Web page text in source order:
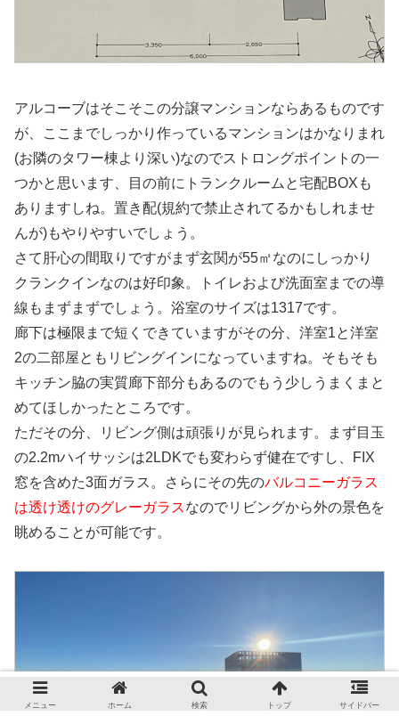
アルコーブはそこそこの分譲マンションならあるものです
が、ここまでしっかり作っているマンションはかなりまれ
(お隣のタワー棟より深い)なのでストロングポイントの一
つかと思います、目の前にトランクルームと宅配BOXも
ありますしね。置き配(規約で禁止されてるかもしれませ
んが)もやりやすいでしょう。
さて肝心の間取りですがまず玄関が55㎡なのにしっかり
クランクインなのは好印象。トイレおよび洗面室までの導
線もまずまずでしょう。浴室のサイズは1317です。
廊下は極限まで短くできていますがその分、洋室1と洋室
2の二部屋ともリビングインになっていますね。そもそも
キッチン脇の実質廊下部分もあるのでもう少しうまくまと
めてほしかったところです。
ただその分、リビング側は頑張りが見られます。まず目玉
の2.2mハイサッシは2LDKでも変わらず健在ですし、FIX
窓を含めた3面ガラス。さらにその先のバルコニーガラス
は透け透けのグレーガラスなのでリビングから外の景色を
眺めることが可能です。
メニュー ホーム 検索 トップ サイドバー